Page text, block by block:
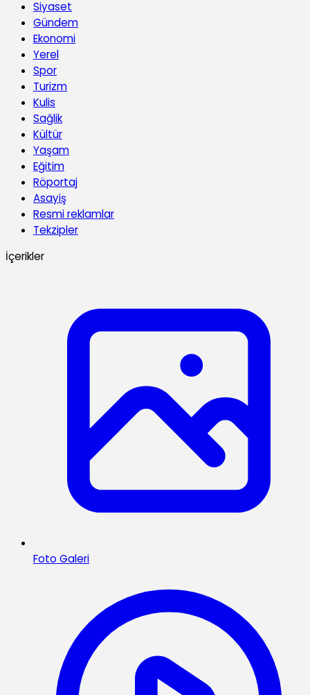
Siyaset
Gündem
Ekonomi
Yerel
Spor
Turizm
Kulis
Sağlik
Kültür
Yaşam
Eğitim
Röportaj
Asayiş
Resmi reklamlar
Tekzipler
İçerikler
Foto Galeri